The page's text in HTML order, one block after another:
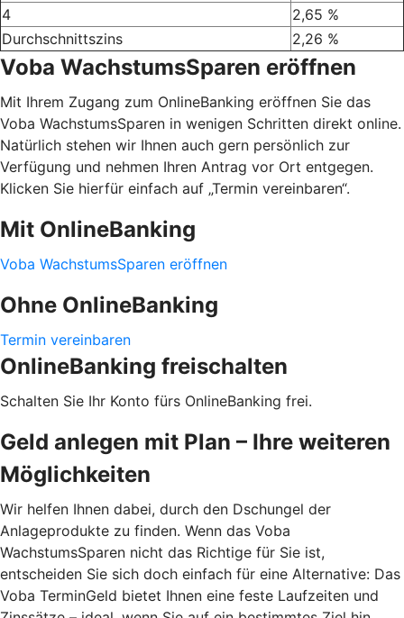
4
2,65 %
Durchschnittszins
2,26 %
Voba WachstumsSparen eröffnen
Mit Ihrem Zugang zum OnlineBanking eröffnen Sie das
Voba WachstumsSparen in wenigen Schritten direkt online.
Natürlich stehen wir Ihnen auch gern persönlich zur
Verfügung und nehmen Ihren Antrag vor Ort entgegen.
Klicken Sie hierfür einfach auf „Termin vereinbaren“.
Mit OnlineBanking
Voba WachstumsSparen eröffnen
Ohne OnlineBanking
Termin vereinbaren
OnlineBanking freischalten
Schalten Sie Ihr Konto fürs OnlineBanking frei.
Geld anlegen mit Plan – Ihre weiteren
Möglichkeiten
Wir helfen Ihnen dabei, durch den Dschungel der
Anlageprodukte zu finden. Wenn das Voba
WachstumsSparen nicht das Richtige für Sie ist,
entscheiden Sie sich doch einfach für eine Alternative: Das
Voba TerminGeld bietet Ihnen eine feste Laufzeiten und